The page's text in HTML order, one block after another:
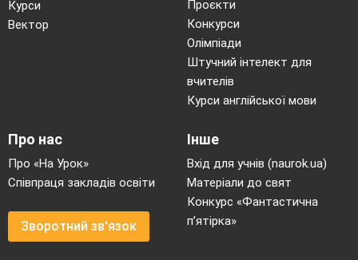
Курси
Вектор
Проєкти
Конкурси
Олімпіади
Штучний інтелект для
вчителів
Курси англійської мови
Про нас
Про «На Урок»
Співпраця закладів освіти
Зворотний зв'язок
Інше
Вхід для учнів (naurok.ua)
Матеріали до свят
Конкурс «Фантастична
п’ятірка»